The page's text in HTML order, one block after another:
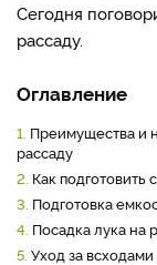
Сегодня
рассаду.
Оглавление
1. Преимущества и
рассаду
2. Как подготовить
3. Подготовка
4. Посадка лука на
5. Уход за всходами